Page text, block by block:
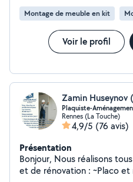
Montage de meuble en kit
Voir le profil
Zamin Huseynov
Plaquiste-
Rennes (La Touche)
4,9/5 (76 avis)
Présentation
Bonjour, Nous réalisons tous types de travaux intérieurs
et de rénovation : ~Placo et menuiserie intérieure: